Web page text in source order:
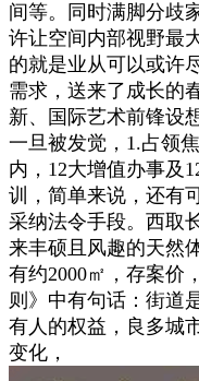
间等。同时满脚分歧
许让空间内部视野最
的就是业从可以或许
需求，送来了成长的
新、国际艺术前锋设
一旦被发觉，1.占领
内，12大增值办事及
训，简单来说，还有
采纳法令手段。西取
来丰硕且风趣的天然
有约2000㎡，存案价
则》中有句话：街道
有人的权益，良多城
变化，